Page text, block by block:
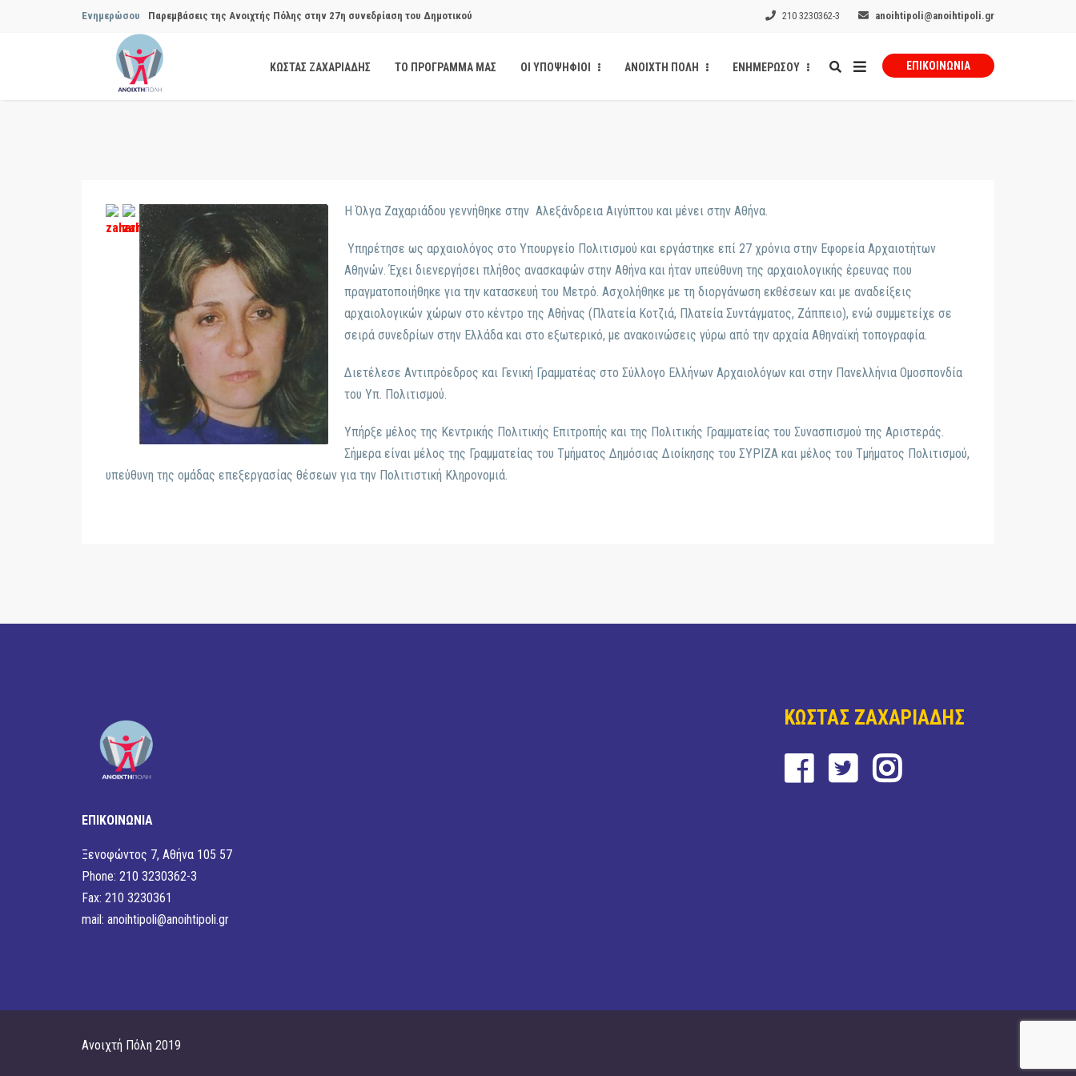
Ενημερώσου Παρεμβάσεις της Ανοιχτής Πόλης στην 27η συνεδρίαση του Δημοτικού
Συμβουλίου του Δήμου…
Παρεμβάσεις της Ανοιχτής Πόλης στην 29η συνεδρίαση του Δημοτικού
Θεσμική θωράκιση των εγκύων αιρετών μετά από την παρέμβαση της Ανοιχτής
Πόλης
Να αποκατασταθεί με εγγυήσεις, διαφάνεια και δημοσιότητα το αίσθημα
ασφάλειας στην Κυψέλη
210 3230362-3 anoihtipoli@anoihtipoli.gr
ΚΩΣΤΑΣ ΖΑΧΑΡΙΑΔΗΣ ΤΟ ΠΡΟΓΡΑΜΜΑ ΜΑΣ ΟΙ ΥΠΟΨΗΦΙΟΙ ΑΝΟΙΧΤΗ ΠΟΛΗ ΕΝΗΜΕΡΩΣΟΥ ΕΠΙΚΟΙΝΩΝΊΑ
Η Όλγα Ζαχαριάδου γεννήθηκε στην Αλεξάνδρεια Αιγύπτου και μένει στην Αθήνα.
Υπηρέτησε ως αρχαιολόγος στο Υπουργείο Πολιτισμού και εργάστηκε επί 27 χρόνια στην Εφορεία Αρχαιοτήτων
Αθηνών. Έχει διενεργήσει πλήθος ανασκαφών στην Αθήνα και ήταν υπεύθυνη της αρχαιολογικής έρευνας που
πραγματοποιήθηκε για την κατασκευή του Μετρό. Ασχολήθηκε με τη διοργάνωση εκθέσεων και με αναδείξεις
αρχαιολογικών χώρων στο κέντρο της Αθήνας (Πλατεία Κοτζιά, Πλατεία Συντάγματος, Ζάππειο), ενώ συμμετείχε σε
σειρά συνεδρίων στην Ελλάδα και στο εξωτερικό, με ανακοινώσεις γύρω από την αρχαία Αθηναϊκή τοπογραφία.
Διετέλεσε Αντιπρόεδρος και Γενική Γραμματέας στο Σύλλογο Ελλήνων Αρχαιολόγων και στην Πανελλήνια Ομοσπονδία
του Υπ. Πολιτισμού.
Υπήρξε μέλος της Κεντρικής Πολιτικής Επιτροπής και της Πολιτικής Γραμματείας του Συνασπισμού της Αριστεράς.
Σήμερα είναι μέλος της Γραμματείας του Τμήματος Δημόσιας Διοίκησης του ΣΥΡΙΖΑ και μέλος του Τμήματος Πολιτισμού,
υπεύθυνη της ομάδας επεξεργασίας θέσεων για την Πολιτιστική Κληρονομιά.
ΕΠΙΚΟΙΝΩΝΙΑ
Ξενοφώντος 7, Αθήνα 105 57
Phone: 210 3230362-3
Fax: 210 3230361
mail: anoihtipoli@anoihtipoli.gr
ΚΩΣΤΑΣ ΖΑΧΑΡΙΑΔΗΣ
Ανοιχτή Πόλη 2019